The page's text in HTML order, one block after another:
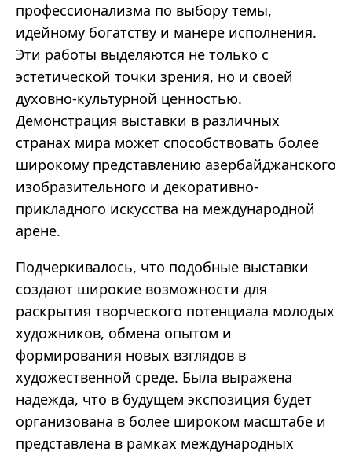
профессионализма по выбору темы,
идейному богатству и манере исполнения.
Эти работы выделяются не только с
эстетической точки зрения, но и своей
духовно-культурной ценностью.
Демонстрация выставки в различных
странах мира может способствовать более
широкому представлению азербайджанского
изобразительного и декоративно-
прикладного искусства на международной
арене.
Подчеркивалось, что подобные выставки
создают широкие возможности для
раскрытия творческого потенциала молодых
художников, обмена опытом и
формирования новых взглядов в
художественной среде. Была выражена
надежда, что в будущем экспозиция будет
организована в более широком масштабе и
представлена в рамках международных